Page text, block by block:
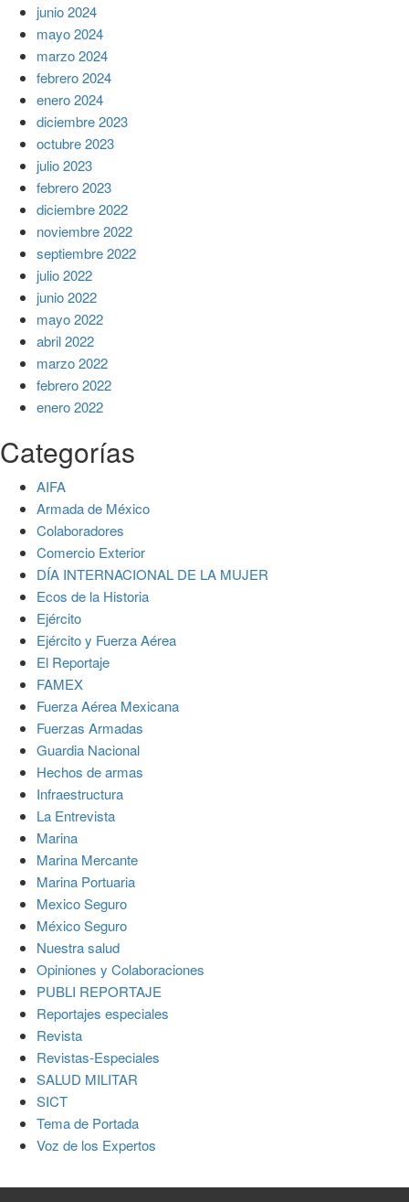
junio 2024
mayo 2024
marzo 2024
febrero 2024
enero 2024
diciembre 2023
octubre 2023
julio 2023
febrero 2023
diciembre 2022
noviembre 2022
septiembre 2022
julio 2022
junio 2022
mayo 2022
abril 2022
marzo 2022
febrero 2022
enero 2022
Categorías
AIFA
Armada de México
Colaboradores
Comercio Exterior
DÍA INTERNACIONAL DE LA MUJER
Ecos de la Historia
Ejército
Ejército y Fuerza Aérea
El Reportaje
FAMEX
Fuerza Aérea Mexicana
Fuerzas Armadas
Guardia Nacional
Hechos de armas
Infraestructura
La Entrevista
Marina
Marina Mercante
Marina Portuaria
Mexico Seguro
México Seguro
Nuestra salud
Opiniones y Colaboraciones
PUBLI REPORTAJE
Reportajes especiales
Revista
Revistas-Especiales
SALUD MILITAR
SICT
Tema de Portada
Voz de los Expertos